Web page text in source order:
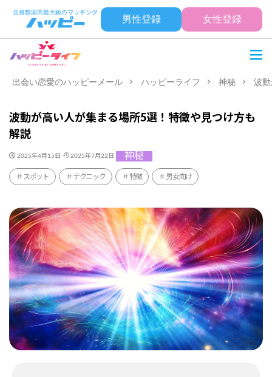
男性登録 女性登録
出会い恋愛のハッピーメール ハッピーライフ 神秘 波
波動が高い人が集まる場所5選！特徴や見つけ方も
解説
2025年4月15日 2025年7月22日 神秘
スポット テクニック 特徴 男女向け